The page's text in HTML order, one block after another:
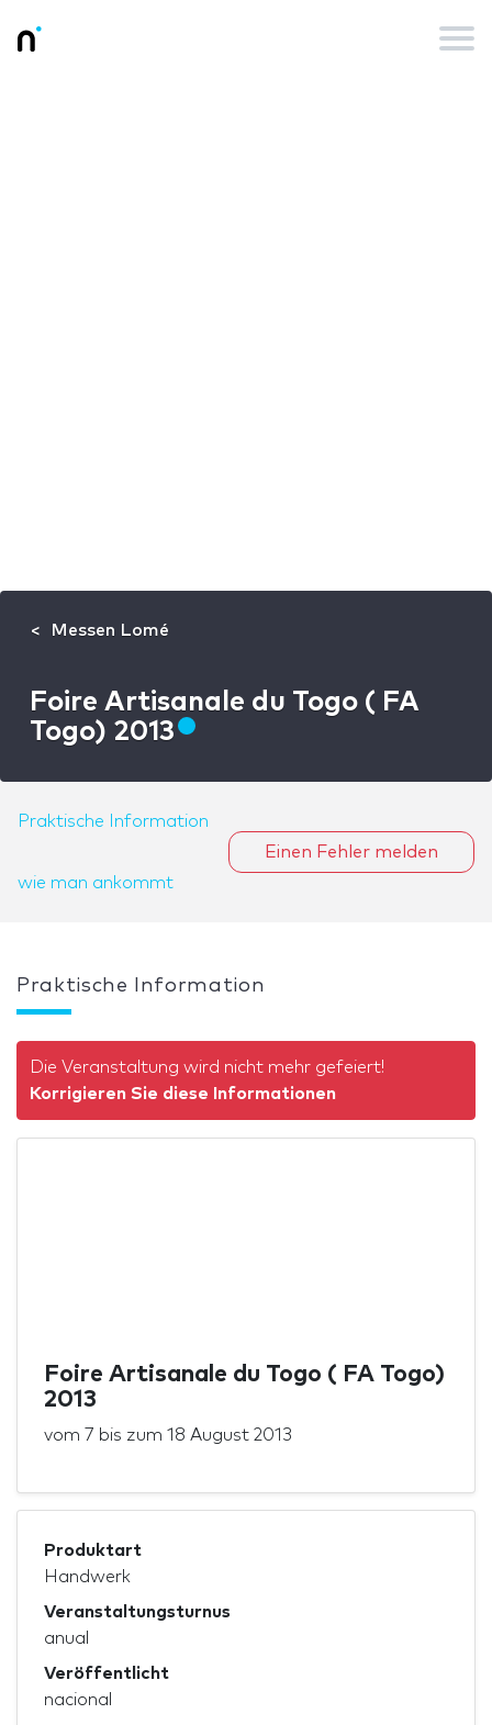
Messen Lomé
Foire Artisanale du Togo ( FA
Togo) 2013
Praktische Information
wie man ankommt
Einen Fehler melden
Praktische Information
Die Veranstaltung wird nicht mehr gefeiert!
Korrigieren Sie diese Informationen
Foire Artisanale du Togo ( FA Togo)
2013
vom 7 bis zum 18 August 2013
Produktart
Handwerk
Veranstaltungsturnus
anual
Veröffentlicht
nacional